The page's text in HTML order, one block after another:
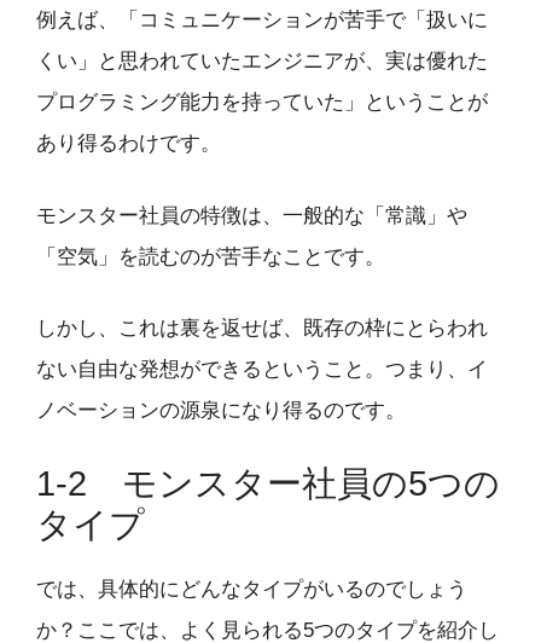
例えば、「コミュニケーションが苦手で「扱いに
くい」と思われていたエンジニアが、実は優れた
プログラミング能力を持っていた」ということが
あり得るわけです。
モンスター社員の特徴は、一般的な「常識」や
「空気」を読むのが苦手なことです。
しかし、これは裏を返せば、既存の枠にとらわれ
ない自由な発想ができるということ。つまり、イ
ノベーションの源泉になり得るのです。
1-2 モンスター社員の5つの
タイプ
では、具体的にどんなタイプがいるのでしょう
か？ここでは、よく見られる5つのタイプを紹介し